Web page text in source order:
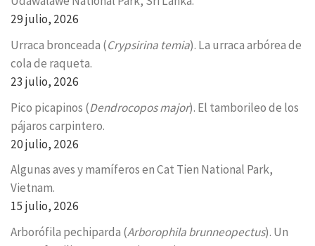
29 julio, 2026
Urraca bronceada (Crypsirina temia). La urraca arbórea de
cola de raqueta.
23 julio, 2026
Pico picapinos (Dendrocopos major). El tamborileo de los
pájaros carpintero.
20 julio, 2026
Algunas aves y mamíferos en Cat Tien National Park,
Vietnam.
15 julio, 2026
Arborófila pechiparda (Arborophila brunneopectus). Un